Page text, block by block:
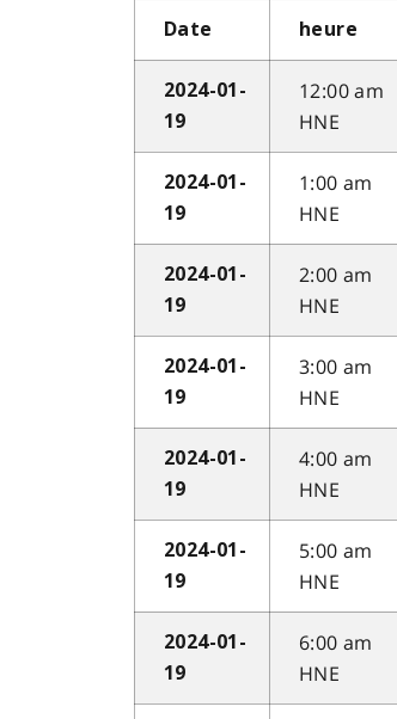
Date heure
2024-01-
19
12:00 am
HNE
2024-01-
19
1:00 am
HNE
2024-01-
19
2:00 am
HNE
2024-01-
19
3:00 am
HNE
2024-01-
19
4:00 am
HNE
2024-01-
19
5:00 am
HNE
2024-01-
19
6:00 am
HNE